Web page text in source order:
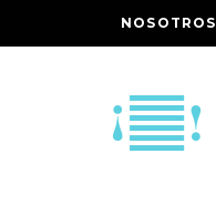
NOSOTROS